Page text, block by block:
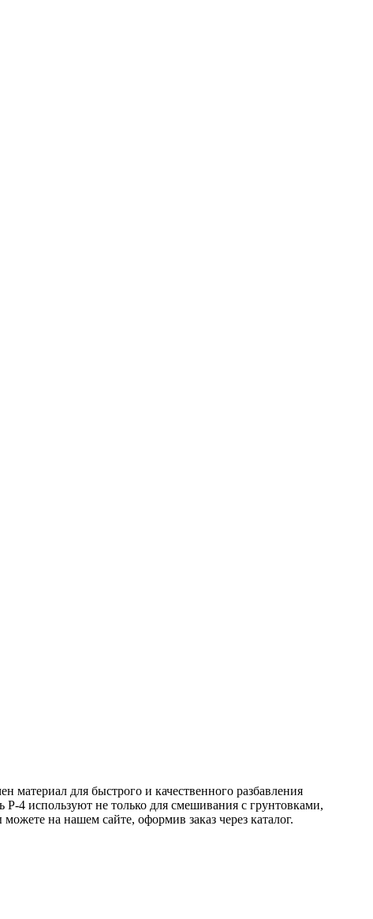
материал для быстрого и качественного разбавления
используют не только для смешивания с грунтовками,
на нашем сайте, оформив заказ через каталог.